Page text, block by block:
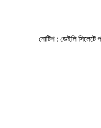
নোটিশ : ডেইলি সিলেটে